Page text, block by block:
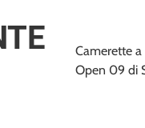
Camerette
Open 09 di